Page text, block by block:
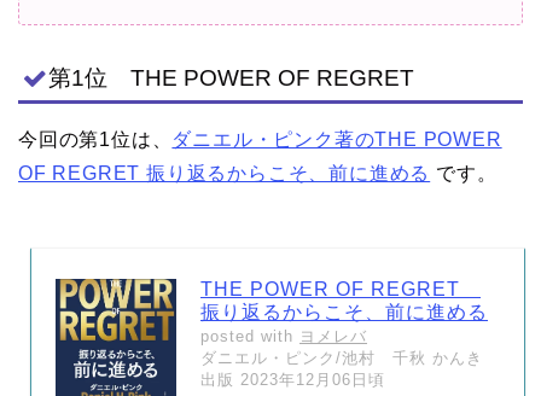
第1位 THE POWER OF REGRET
今回の第1位は、 ダニエル・ピンク著のTHE POWER
OF REGRET 振り返るからこそ、前に進める です。
THE POWER OF REGRET
振り返るからこそ、前に進める
posted with ヨメレバ
ダニエル・ピンク/池村 千秋 かんき
出版 2023年12月06日頃